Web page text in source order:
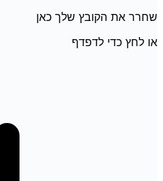
שחרר את הקובץ שלך כאן
או לחץ כדי לדפדף